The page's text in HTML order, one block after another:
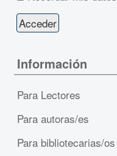
Información
Para Lectores
Para autoras/es
Para bibliotecarias/os